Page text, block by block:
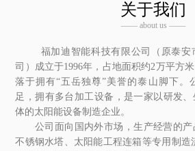
关于我们
—— about us ——
福加迪智能科技有限公司（原泰安
司）成立于1996年，占地面积约2万平方
落于拥有“五岳独尊”美誉的泰山脚下。
足，拥有多台加工设备，是一家以研发
体的太阳能设备制造企业。
公司面向国内外市场，生产经营的产
不锈钢水塔、太阳能工程连箱等专用制造